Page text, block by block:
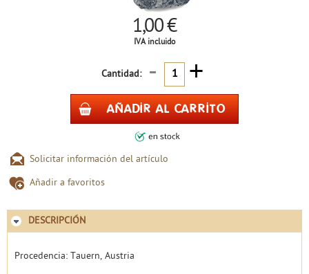
1,00 €
IVA incluido
Cantidad: - +
Solicitar información del artículo
Añadir a favoritos
DESCRIPCIÓN
Procedencia: Tauern, Austria